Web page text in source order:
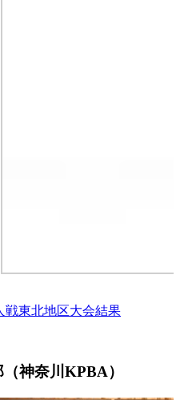
戦東北地区大会結果
神奈川KPBA）